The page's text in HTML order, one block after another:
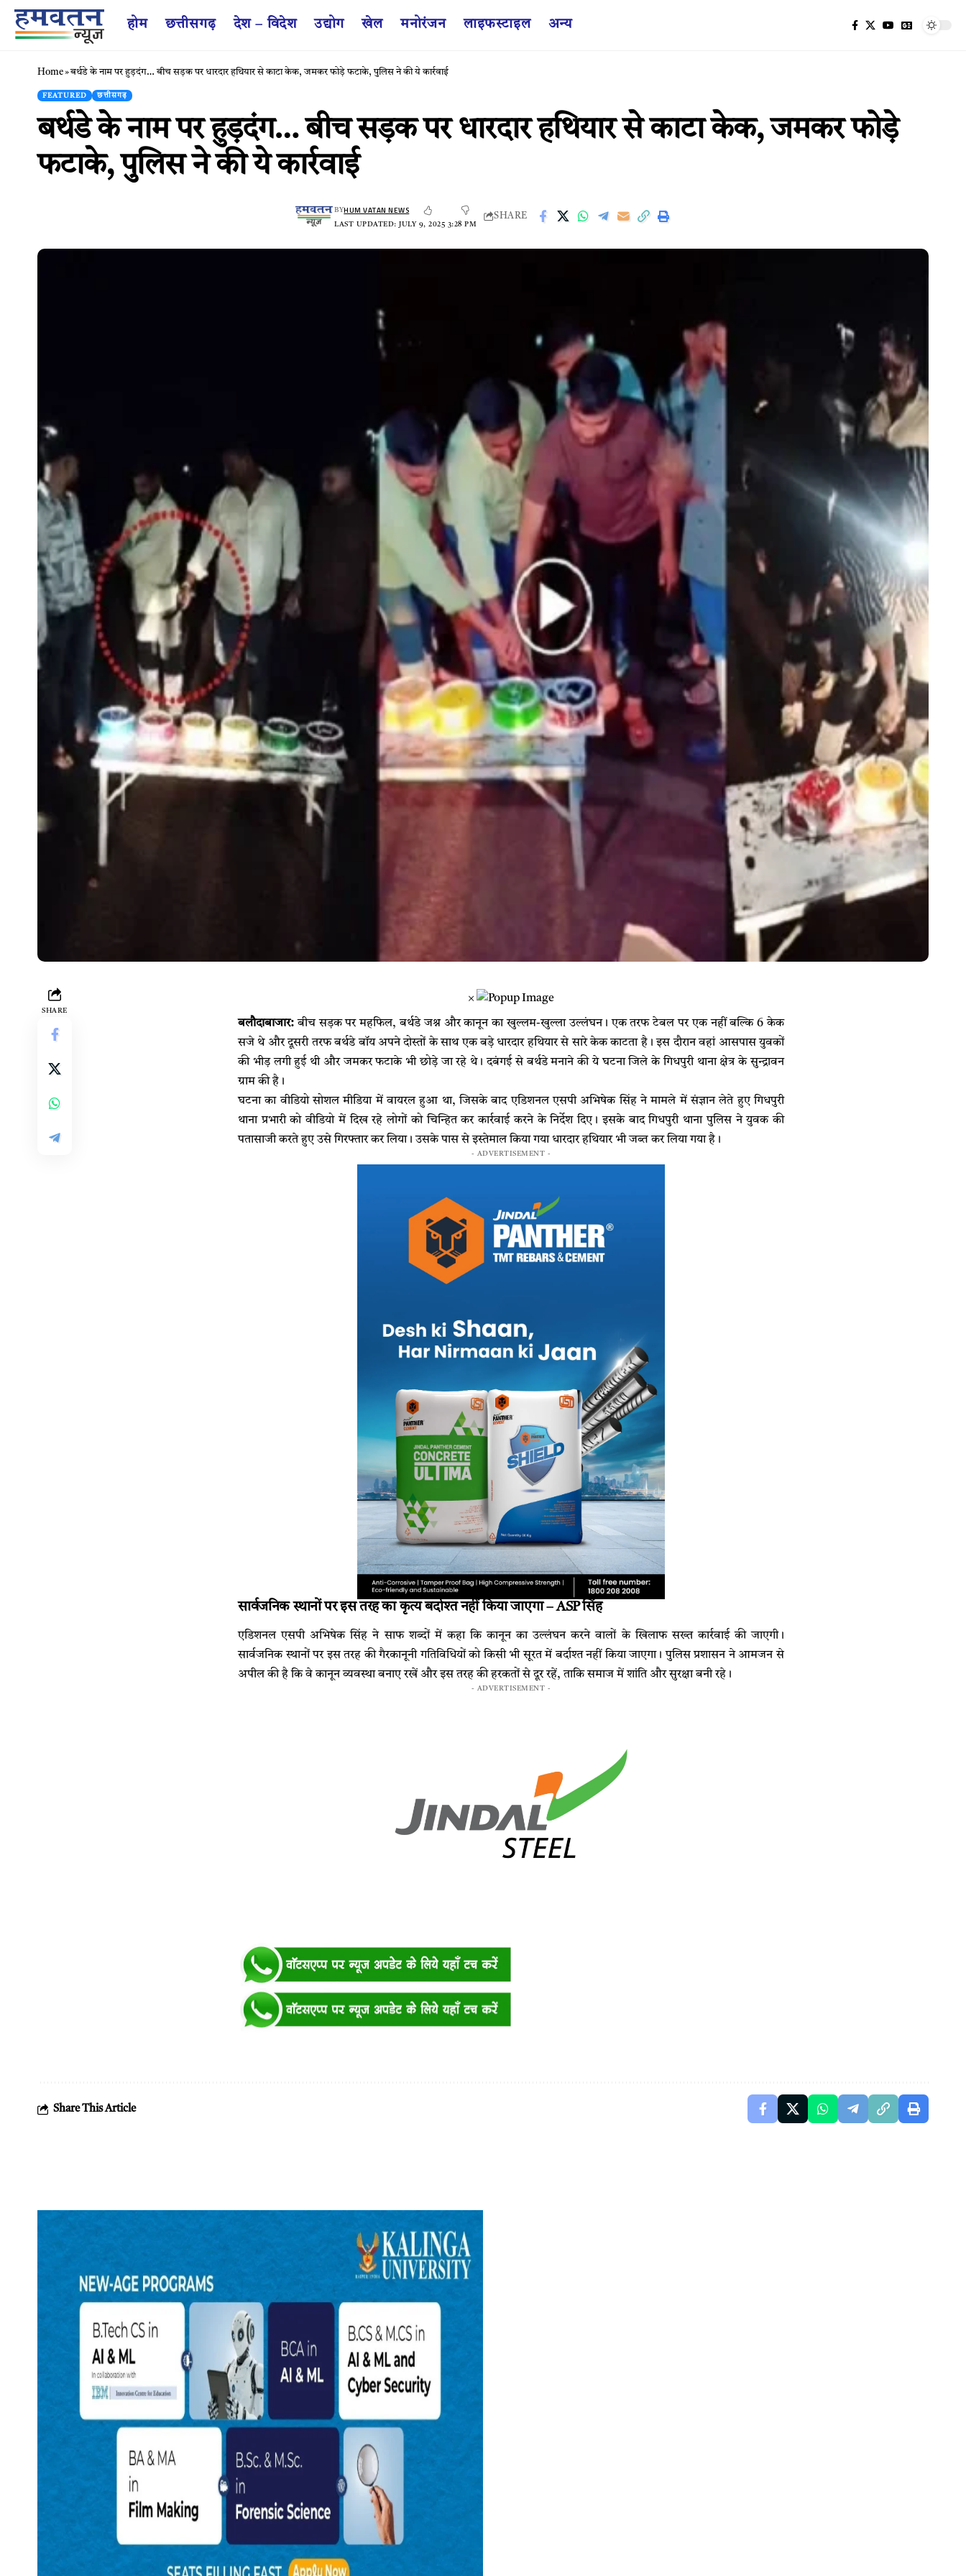
होम छत्तीसगढ़ देश – विदेश उद्योग खेल मनोरंजन लाइफस्टाइल अन्य
Home»बर्थडे के नाम पर हुड़दंग… बीच सड़क पर धारदार हथियार से काटा केक, जमकर फोड़े फटाके, पुलिस ने की ये कार्रवाई
FEATURED छत्तीसगढ़
बर्थडे के नाम पर हुड़दंग… बीच सड़क पर धारदार हथियार से काटा केक, जमकर फोड़े
फटाके, पुलिस ने की ये कार्रवाई
LAST UPDATED: JULY 9, 2025 3:28 PM
BYHUM VATAN NEWS
SHARE
SHARE
×
बलौदाबाजार: बीच सड़क पर महफिल, बर्थडे जश्न और कानून का खुल्लम-खुल्ला उल्लंघन। एक तरफ टेबल पर एक नहीं बल्कि 6 केक
सजे थे और दूसरी तरफ बर्थडे बॉय अपने दोस्तों के साथ एक बड़े धारदार हथियार से सारे केक काटता है। इस दौरान वहां आसपास युवकों
की भीड़ लगी हुई थी और जमकर फटाके भी छोड़े जा रहे थे। दबंगई से बर्थडे मनाने की ये घटना जिले के गिधपुरी थाना क्षेत्र के सुन्द्रावन
ग्राम की है।
घटना का वीडियो सोशल मीडिया में वायरल हुआ था, जिसके बाद एडिशनल एसपी अभिषेक सिंह ने मामले में संज्ञान लेते हुए गिधपुरी
थाना प्रभारी को वीडियो में दिख रहे लोगों को चिन्हित कर कार्रवाई करने के निर्देश दिए। इसके बाद गिधपुरी थाना पुलिस ने युवक की
पतासाजी करते हुए उसे गिरफ्तार कर लिया। उसके पास से इस्तेमाल किया गया धारदार हथियार भी जब्त कर लिया गया है।
- ADVERTISEMENT -
सार्वजनिक स्थानों पर इस तरह का कृत्य बर्दाश्त नहीं किया जाएगा – ASP सिंह
एडिशनल एसपी अभिषेक सिंह ने साफ शब्दों में कहा कि कानून का उल्लंघन करने वालों के खिलाफ सख्त कार्रवाई की जाएगी।
सार्वजनिक स्थानों पर इस तरह की गैरकानूनी गतिविधियों को किसी भी सूरत में बर्दाश्त नहीं किया जाएगा। पुलिस प्रशासन ने आमजन से
अपील की है कि वे कानून व्यवस्था बनाए रखें और इस तरह की हरकतों से दूर रहें, ताकि समाज में शांति और सुरक्षा बनी रहे।
- ADVERTISEMENT -
Share This Article